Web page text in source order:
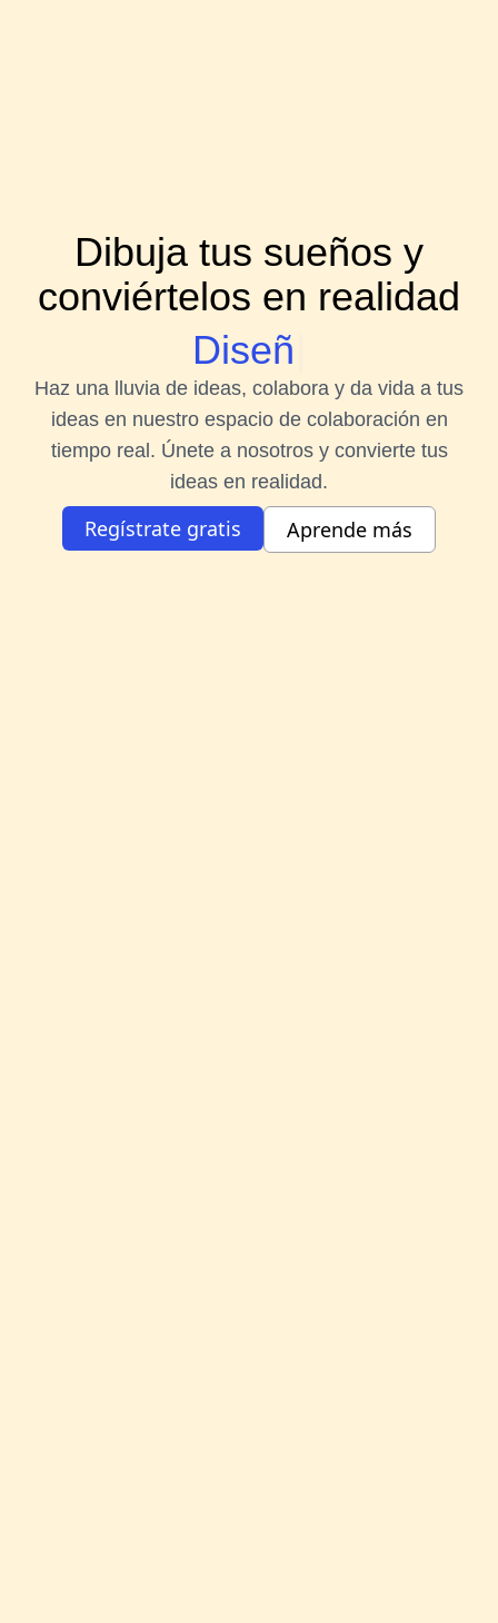
Dibuja tus sueños y
conviértelos en realidad
Diseña
Haz una lluvia de ideas, colabora y da vida a tus
ideas en nuestro espacio de colaboración en
tiempo real. Únete a nosotros y convierte tus
ideas en realidad.
Regístrate gratis Aprende más